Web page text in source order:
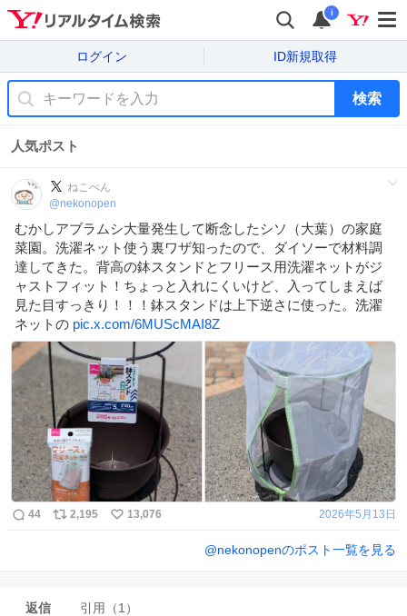
i
ログイン ID新規取得
検索
人気ポスト
ねこぺん
@nekonopen
むかしアブラムシ大量発生して断念したシソ（大葉）の家庭
菜園。洗濯ネット使う裏ワザ知ったので、ダイソーで材料調
達してきた。背高の鉢スタンドとフリース用洗濯ネットがジ
ャストフィット！ちょっと入れにくいけど、入ってしまえば
見た目すっきり！！！鉢スタンドは上下逆さに使った。洗濯
ネットの pic.x.com/6MUScMAI8Z
44 2,195 13,076 2026年5月13日
@nekonopenのポスト一覧を見る
返信 引用（1）